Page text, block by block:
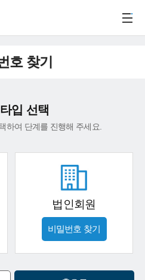
호 찾기
입 선택
하여 단계를 진행해 주세요.
법인회원
비밀번호 찾기